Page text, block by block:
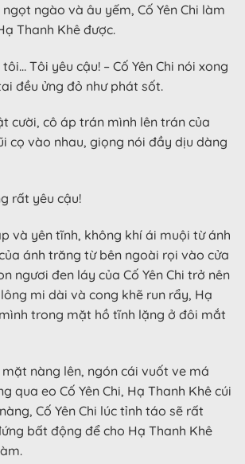
ngào và âu yếm, Cố Yên Chi làm
Thanh Khê được.
tôi… Tôi yêu cậu! – Cố Yên Chi nói xong
đều ửng đỏ như phát sốt.
cười, cô áp trán mình lên trán của
cọ vào nhau, giọng nói đầy dịu dàng
rất yêu cậu!
và yên tĩnh, không khí ái muội từ ánh
ánh trăng từ bên ngoài rọi vào cửa
ngươi đen láy của Cố Yên Chi trở nên
mi dài và cong khẽ run rẩy, Hạ
trong mặt hồ tĩnh lặng ở đôi mắt
nàng lên, ngón cái vuốt ve má
qua eo Cố Yên Chi, Hạ Thanh Khê cúi
Cố Yên Chi lúc tỉnh táo sẽ rất
bất động để cho Hạ Thanh Khê